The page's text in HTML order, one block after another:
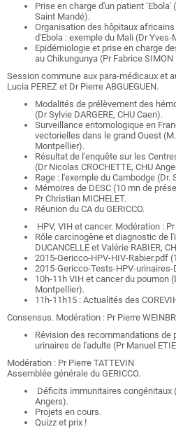
Prise en charge d'un patient ‘Ebola'
Saint Mandé).
Organisation des hôpitaux
d'Ebola : exemple du Mali (Dr
Epidémiologie et prise en charge
au Chikungunya (Pr Fabrice
Session commune aux para-médicaux et
Lucia PEREZ et Dr Pierre ABGUEGUEN.
Modalités de prélèvement des
(Dr Sylvie DARGERE, CHU Caen).
Surveillance entomologique en
vectorielles dans le grand Ouest
Montpellier).
Résultat de l'enquête sur les
(Dr Nicolas CROCHETTE, CHU
Rage : l'exemple du Cambodge (Dr.
Mémoires de DESC (10 mn de
Pr Christian MICHELET.
Réunion du CA du GERICCO.
HPV, VIH et cancer. Modération :
Rôle carcinogène et diagnostic de
DUCANCELLE et Valérie RABIER,
2015-Gericco-HPV-HIV-Rabier.pdf
2015-Gericco-Tests-HPV-
10h-11h VIH et cancer du poumon
Montpellier).
11h-11h15 : Actualités des
Consensus. Modération : Pr Pierre
Révision des recommandations
urinaires de l'adulte (Pr Manuel
Modération : Pr Pierre TATTEVIN
Assemblée générale du GERICCO.
Déficits immunitaires congénitaux
Angers).
Projets en cours.
Quizz et prix !